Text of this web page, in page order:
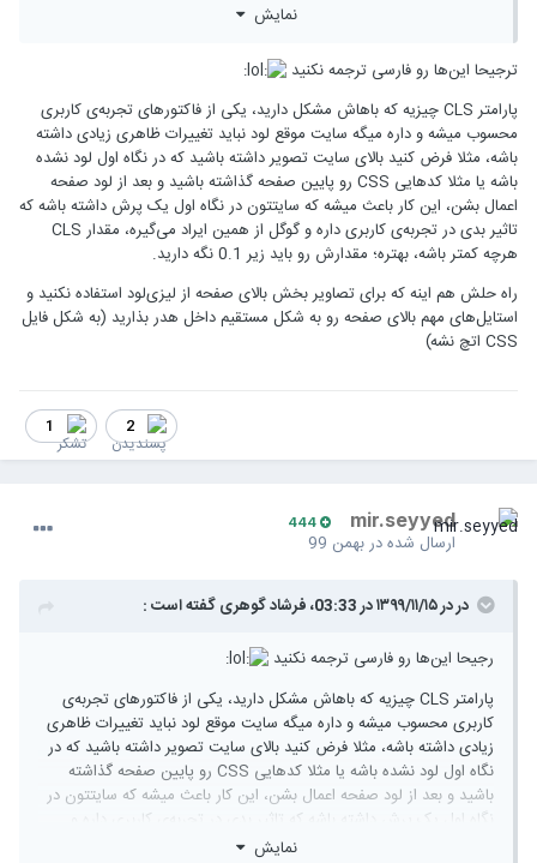
نمایش
ترجیحا این‌ها رو فارسی ترجمه نکنید
پارامتر CLS چیزیه که باهاش مشکل دارید، یکی از فاکتورهای تجربه‌ی کاربری
محسوب میشه و داره میگه سایت موقع لود نباید تغییرات ظاهری زیادی داشته
باشه، مثلا فرض کنید بالای سایت تصویر داشته باشید که در نگاه اول لود نشده
باشه یا مثلا کدهایی CSS رو پایین صفحه گذاشته باشید و بعد از لود صفحه
اعمال بشن، این کار باعث میشه که سایتتون در نگاه اول یک پرش داشته باشه که
تاثیر بدی در تجربه‌ی کاربری داره و گوگل از همین ایراد می‌گیره، مقدار CLS
هرچه کمتر باشه، بهتره؛ مقدارش رو باید زیر 0.1 نگه دارید.
راه حلش هم اینه که برای تصاویر بخش بالای صفحه از لیزی‌لود استفاده نکنید و
استایل‌های مهم بالای صفحه رو به شکل مستقیم داخل هدر بذارید (به شکل فایل
CSS اتچ نشه)
2
1
mir.seyyed
444
ارسال شده دربهمن 99
در در ۱۳۹۹/۱۱/۱۵ در 03:33، فرشاد گوهریگفته است :
رجیحا این‌ها رو فارسی ترجمه نکنید
پارامتر CLS چیزیه که باهاش مشکل دارید، یکی از فاکتورهای تجربه‌ی
کاربری محسوب میشه و داره میگه سایت موقع لود نباید تغییرات ظاهری
زیادی داشته باشه، مثلا فرض کنید بالای سایت تصویر داشته باشید که در
نگاه اول لود نشده باشه یا مثلا کدهایی CSS رو پایین صفحه گذاشته
باشید و بعد از لود صفحه اعمال بشن، این کار باعث میشه که سایتتون در
نگاه اول یک پرش داشته باشه که تاثیر بدی در تجربه‌ی کاربری داره و
گوگل از همین ایراد می‌گیره، مقدار CLS هرچه کمتر باشه، بهتره؛ مقدارش نمایش